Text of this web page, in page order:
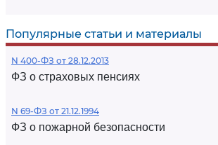
Популярные статьи и материалы
N 400-ФЗ от 28.12.2013
ФЗ о страховых пенсиях
N 69-ФЗ от 21.12.1994
ФЗ о пожарной безопасности